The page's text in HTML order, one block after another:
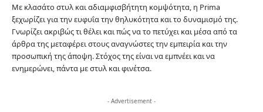
Με κλασάτο στυλ και αδιαμφισβήτητη κομψότητα, η Prima
ξεχωρίζει για την ευφυΐα την θηλυκότητα και το δυναμισμό της.
Γνωρίζει ακριβώς τι θέλει και πώς να το πετύχει και μέσα από τα
άρθρα της μεταφέρει στους αναγνώστες την εμπειρία και την
προσωπική της άποψη. Στόχος της είναι να εμπνέει και να
ενημερώνει, πάντα με στυλ και φινέτσα.
- Advertisement -